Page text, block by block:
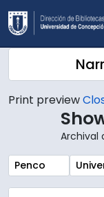
Skip to main content
Print preview
Archival
Remove filter:
Penco